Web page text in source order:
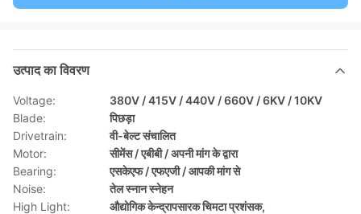
उत्पाद का विवरण
Voltage:
380V / 415V / 440V / 660V / 6KV / 10KV
Blade:
पिछड़ा
Drivetrain:
वी-बेल्ट संचालित
Motor:
सीमेंस / एबीबी / अपनी मांग के द्वारा
Bearing:
एसकेएफ / एफएजी / आपकी मांग से
Noise:
तेल स्नान स्नेहन
High Light:
औद्योगिक केन्द्रापसारक चिमटा प्रशंसक,